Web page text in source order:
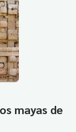
mayas de